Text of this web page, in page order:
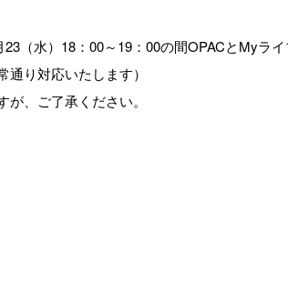
（水）18：00～19：00の間OPACとMyライ
通り対応いたします）
、ご了承ください。